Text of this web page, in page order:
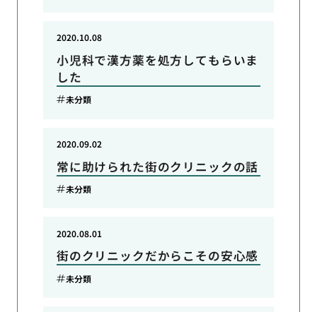
小児科で漢方薬を処方してもらいま
した
2020.10.08
未分類
常に助けられた街のクリニックの話
2020.09.02
未分類
街のクリニックだからこその安心感
2020.08.01
未分類